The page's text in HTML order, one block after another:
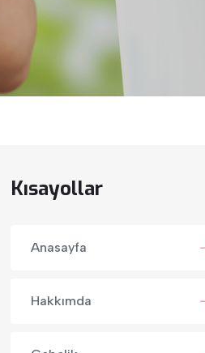
Kısayollar
Anasayfa
Hakkımda